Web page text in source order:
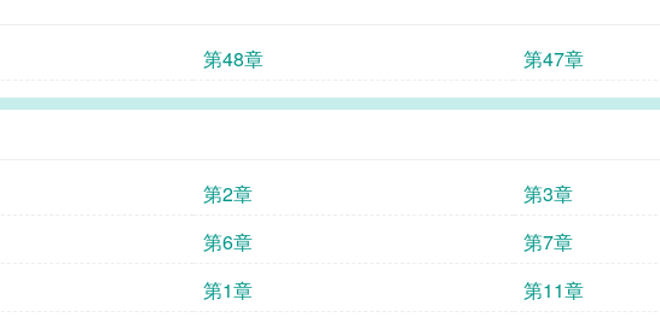
第48章 第47章
第2章
第3章
第6章
第7章
第1章
第11章